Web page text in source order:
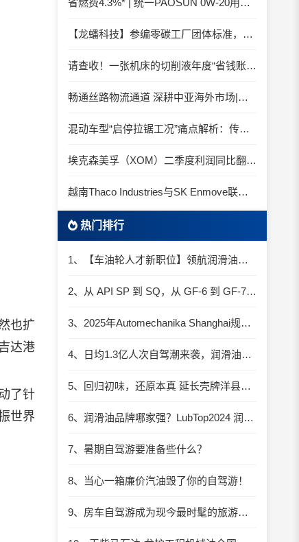
也扩
达港
了针
世界
省燃费4.3%* | 统一PAOSUN 0W-20用认证和标准说话
【龙蟠科技】参编零碳工厂团体标准，龙蟠科技以绿色智造锚定零碳未来
请查收！一张机床的切削液年度“省钱账单”
畅通丝路物流通道 深耕中亚海外市场|中国石化SINOPEC润滑油北京-阿拉木图图定班列顺利抵达
混动车型“启停拉锯工况”痛点解析：传统机油为何频繁出现油泥堆积？
埃克森美孚（XOM）二季度利润同比翻倍 创2022年以来新高
越南Thaco Industries与SK Enmove联手合作润滑油
热门排行
1、【车油轮人才新职位】领航润滑油优质职位招聘
2、从 API SP 到 SQ，从 GF-6 到 GF-7：润滑油技术壁垒再升高，你准备好了吗？
3、2025年Automechanika Shanghai规模再度扩大：首次启用国家会展中心（上海）全部15个展馆
4、日均1.3亿人次自驾潮来袭，润滑油行业解锁增长新密码​
5、回归初味，还原本真 延长壳牌洋县踏春自驾游
6、润滑油品牌哪家强？LubTop2024 润滑油总评榜荣耀张榜
7、暑期自驾游要准备些什么？
8、当心一箱廉价汽油毁了你的自驾游！
9、房车自驾游成为现今最时髦的旅游方式